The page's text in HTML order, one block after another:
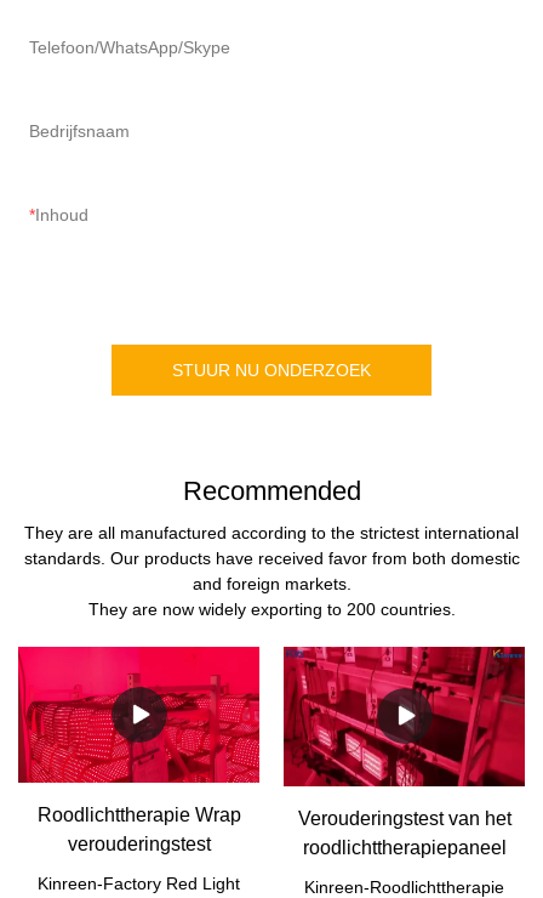
Telefoon/WhatsApp/Skype
Bedrijfsnaam
Inhoud
STUUR NU ONDERZOEK
Recommended
They are all manufactured according to the strictest international
standards. Our products have received favor from both domestic
and foreign markets.
They are now widely exporting to 200 countries.
Roodlichttherapie Wrap
verouderingstest
Kinreen-Factory Red Light
Verouderingstest van het
roodlichttherapiepaneel
Kinreen-Roodlichttherapie